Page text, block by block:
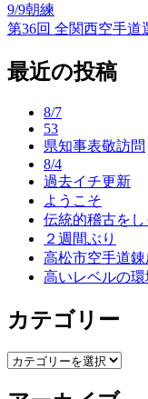
投
稿
ナ
9/9朝練
第36回 全関西空手道
最近の投稿
8/7
53
県知事表敬訪問
8/4
過去イチ更新
ようこそ
伝統的稽古をし
２週間ぶり
高松市空手道
高いレベルの
カテゴリー
カ